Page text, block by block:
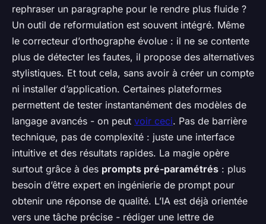
rephraser un paragraphe pour le rendre plus fluide ?
Un outil de reformulation est souvent intégré. Même
le correcteur d’orthographe évolue : il ne se contente
plus de détecter les fautes, il propose des alternatives
stylistiques. Et tout cela, sans avoir à créer un compte
ni installer d’application. Certaines plateformes
permettent de tester instantanément des modèles de
langage avancés - on peut voir ceci. Pas de barrière
technique, pas de complexité : juste une interface
intuitive et des résultats rapides. La magie opère
surtout grâce à des prompts pré-paramétrés : plus
besoin d’être expert en ingénierie de prompt pour
obtenir une réponse de qualité. L’IA est déjà orientée
vers une tâche précise - rédiger une lettre de